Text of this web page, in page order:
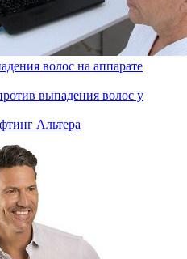
волос на аппарате
выпадения волос у
Альтера